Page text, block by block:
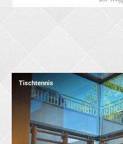
Tischtennis